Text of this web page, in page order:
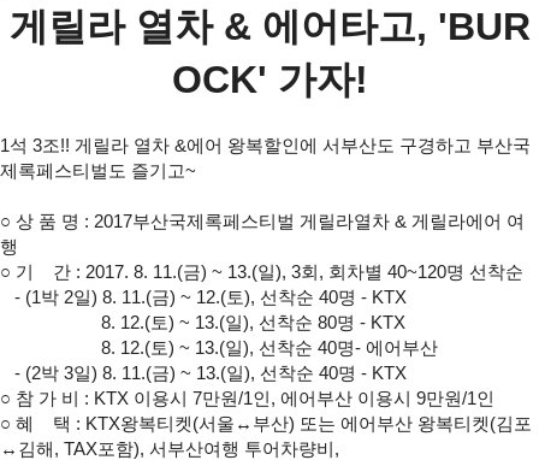
게릴라 열차 & 에어타고, 'BUR
OCK' 가자!
1석 3조!! 게릴라 열차 &에어 왕복할인에 서부산도 구경하고 부산국
제록페스티벌도 즐기고~
○ 상 품 명 : 2017부산국제록페스티벌 게릴라열차 & 게릴라에어 여
행
○ 기 간 : 2017. 8. 11.(금) ~ 13.(일), 3회, 회차별 40~120명 선착순
- (1박 2일) 8. 11.(금) ~ 12.(토), 선착순 40명 - KTX
8. 12.(토) ~ 13.(일), 선착순 80명 - KTX
8. 12.(토) ~ 13.(일), 선착순 40명- 에어부산
- (2박 3일) 8. 11.(금) ~ 13.(일), 선착순 40명 - KTX
○ 참 가 비 : KTX 이용시 7만원/1인, 에어부산 이용시 9만원/1인
○ 혜 택 : KTX왕복티켓(서울↔부산) 또는 에어부산 왕복티켓(김포
↔김해, TAX포함), 서부산여행 투어차량비,